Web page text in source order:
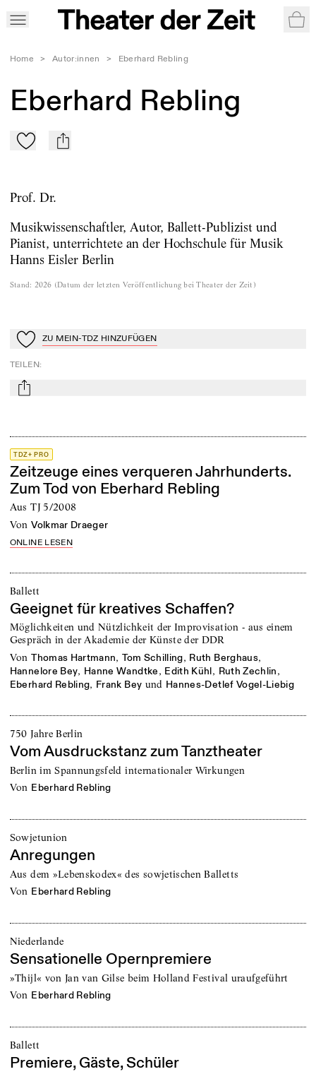
Home > Autor:innen > Eberhard Rebling
Eberhard Rebling
Zu Mein-TdZ hinzufügen
mail
Prof. Dr.
Musikwissenschaftler, Autor, Ballett-Publizist und
Pianist, unterrichtete an der Hochschule für Musik
Hanns Eisler Berlin
Stand: 2026 (Datum der letzten Veröffentlichung bei Theater der Zeit )
Zu Mein-TdZ hinzufügen
ZU MEIN-TDZ HINZUFÜGEN
TEILEN:
mail
TDZ+ PRO
Zeitzeuge eines verqueren Jahrhunderts.
Zum Tod von Eberhard Rebling
Aus TJ 5/2008
von Volkmar Draeger
ONLINE LESEN
Ballett
Geeignet für kreatives Schaffen?
Möglichkeiten und Nützlichkeit der Improvisation - aus einem
Gespräch in der Akademie der Künste der DDR
von Thomas Hartmann,Tom Schilling, Ruth Berghaus,
Hannelore Bey, Hanne Wandtke, Edith Kühl, Ruth Zechlin,
Eberhard Rebling, Frank Bey und Hannes-Detlef Vogel-Liebig
750 Jahre Berlin
Vom Ausdruckstanz zum Tanztheater
Berlin im Spannungsfeld internationaler Wirkungen
von Eberhard Rebling
Sowjetunion
Anregungen
Aus dem »Lebenskodex« des sowjetischen Balletts
von Eberhard Rebling
Niederlande
Sensationelle Opernpremiere
»Thijl« von Jan van Gilse beim Holland Festival uraufgeführt
von Eberhard Rebling
Ballett
Premiere, Gäste, Schüler